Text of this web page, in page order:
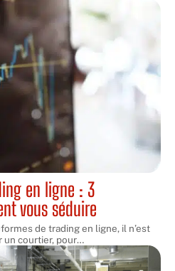
en ligne : 3
vous séduire
de trading en ligne, il n’est
un courtier, pour…